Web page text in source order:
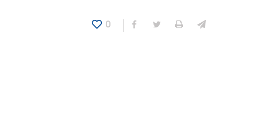
0 Partager sur Facebook
Partager sur Twitter
Imprimer